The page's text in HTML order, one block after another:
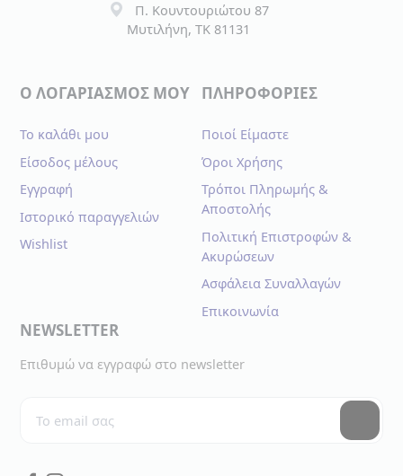
Π. Κουντουριώτου 87
Μυτιλήνη, TK 81131
Ο ΛΟΓΑΡΙΑΣΜΟΣ ΜΟΥ
Το καλάθι μου
Είσοδος μέλους
Εγγραφή
Ιστορικό παραγγελιών
Wishlist
ΠΛΗΡΟΦΟΡΙΕΣ
Ποιοί Είμαστε
Όροι Χρήσης
Τρόποι Πληρωμής &
Αποστολής
Πολιτική Επιστροφών &
Ακυρώσεων
Ασφάλεια Συναλλαγών
Επικοινωνία
NEWSLETTER
Επιθυμώ να εγγραφώ στο newsletter